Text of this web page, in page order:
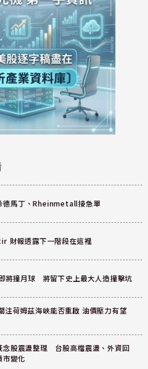
馬丁、Rheinmetall接急單
財報透露下一階段在這裡
將撞月球 將留下史上最大人造撞擊坑
注荷姆茲海峽能否重啟 油價壓力有望
念股震盪整理 台股高檔震盪、外資回
市變化